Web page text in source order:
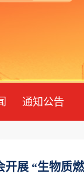
通知公告
开展 “生物质